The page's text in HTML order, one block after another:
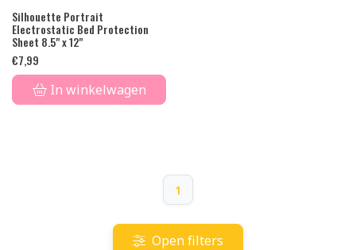
Silhouette Portrait
Electrostatic Bed Protection
Sheet 8.5" x 12"
€7,99
In winkelwagen
1
Open filters